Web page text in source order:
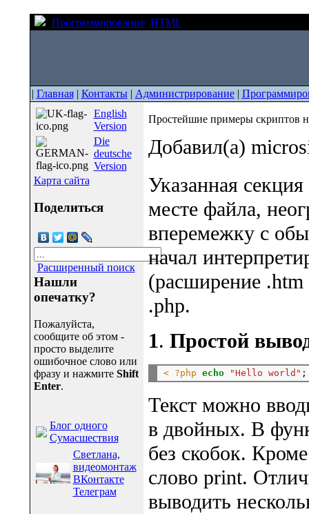
Программирование HTML
| Главная| Контакты| Администрирование|
English
Version
Die
deutsche
Version
Карта сайта
Поделиться
Расширенный поиск
Нашли
опечатку?
Пожалуйста,
сообщите об этом -
просто выделите
ошибочное слово или
фразу и нажмите Shift
Enter.
Блог одного
Сумасшествия
Светлана,
видеомонтаж
ВКонтакте
Телеграм
Простейшие примеры скриптов
Добавил(а)
Указанная секция
месте файла,
вперемежку с
начал
(расширение
.php.
1. Простой
< ?php echo "Hello world"
Текст можно
в двойных. В
без скобок.
слово print.
выводить